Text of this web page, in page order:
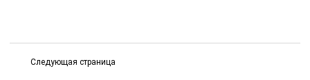
Следующая страница